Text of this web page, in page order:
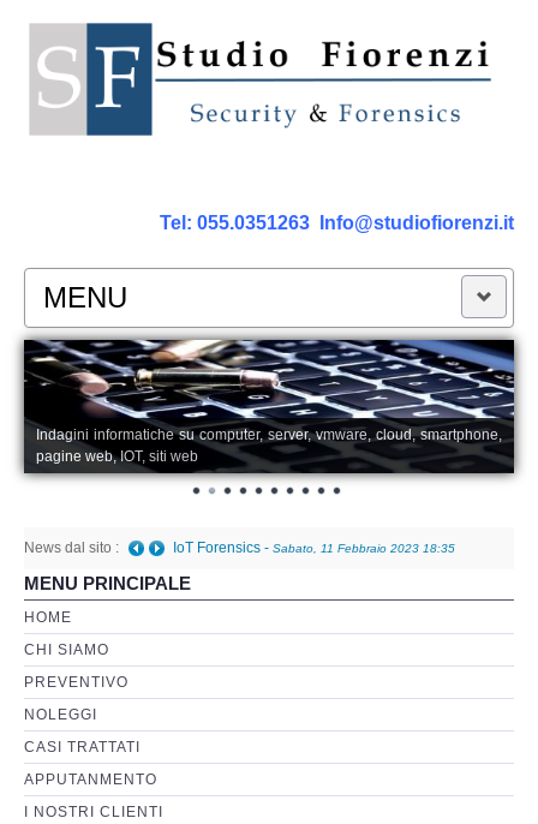
Tel: 055.0351263 Info@studiofiorenzi.it
MENU
PERIZIE
Perizia Computer
Perizia Smartphone Tablet,Cell.
Perizia Rete dati
Perizia Basi di Dati
Perizia Immagini e Video
Perzia su Software/Programmi
Perizia Fonica e Trascrizioni
Indagini informatiche su computer, server, vmware, cloud, smartphone,
pagine web, IOT, siti web
News dal sito : IoT Forensics - Sabato, 11 Febbraio 2023 18:35
MENU PRINCIPALE
HOME
CHI SIAMO
PREVENTIVO
NOLEGGI
CASI TRATTATI
APPUTANMENTO
I NOSTRI CLIENTI